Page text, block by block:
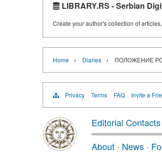
LIBRARY.RS - Serbian
Create your author's collection of
Home › Diaries › ПОЛОЖЕНИЕ
Privacy Terms FAQ Invite a
Editorial Contacts
About · News ·